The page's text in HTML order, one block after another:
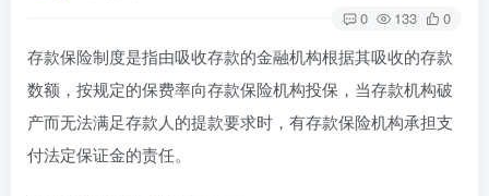
0 133 0
存款保险制度是指由吸收存款的金融机构根据其吸收的存款
数额，按规定的保费率向存款保险机构投保，当存款机构破
产而无法满足存款人的提款要求时，有存款保险机构承担支
付法定保证金的责任。